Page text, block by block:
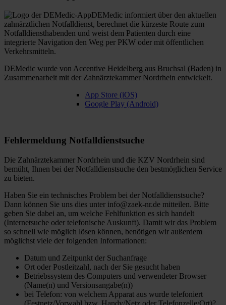
DEMedic informiert über den aktuellen
zahnärztlichen Notfalldienst, berechnet die kürzeste Route zum
Notfalldiensthabenden und weist dem Patienten durch eine
integrierte Navigation den Weg per PKW oder mit öffentlichen
Verkehrsmitteln.
DEMedic wurde von Accentive Heidelberg aus Bruchsal (Baden) in
Zusammenarbeit mit der Zahnärztekammer Nordrhein entwickelt.
App Store (iOS)
Google Play (Android)
Fehlermeldung Notfalldienstsuche
Die Zahnärztekammer Nordrhein und die KZV Nordrhein sind
bemüht, Ihnen bei der Notfalldienstsuche den bestmöglichen Service
zu bieten.
Haben Sie ein technisches Problem bei der Notfalldienstsuche?
Dann können Sie uns dies unter info@zaek-nr.de mitteilen. Bitte
geben Sie dabei an, um welche Fehlfunktion es sich handelt
(Internetsuche oder telefonische Auskunft). Damit wir das Problem
so schnell wie möglich lösen können, benötigen wir außerdem
möglichst viele der folgenden Informationen:
Datum und Zeitpunkt der Suchanfrage
Ort oder Postleitzahl, nach der Sie gesucht haben
Betriebssystem des Computers und verwendeter Browser
(Name(n) und Versionsangabe(n))
bei Telefon: von welchem Apparat aus wurde telefoniert